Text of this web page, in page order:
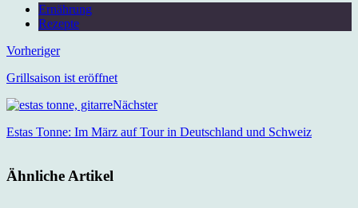
Ernährung
Rezepte
Vorheriger
Grillsaison ist eröffnet
Nächster
Estas Tonne: Im März auf Tour in Deutschland und Schweiz
Ähnliche Artikel